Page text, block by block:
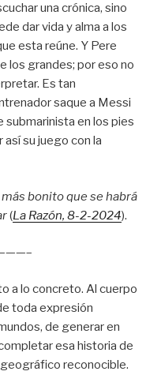
una crónica, sino
dar vida y alma a los
esta reúne. Y Pere
los grandes; por eso no
Es tan
saque a Messi
submarinista en los pies
su juego con la
bonito que se habrá
(La Razón, 8-2-2024).
a lo concreto. Al cuerpo
toda expresión
de generar en
esa historia de
reconocible.